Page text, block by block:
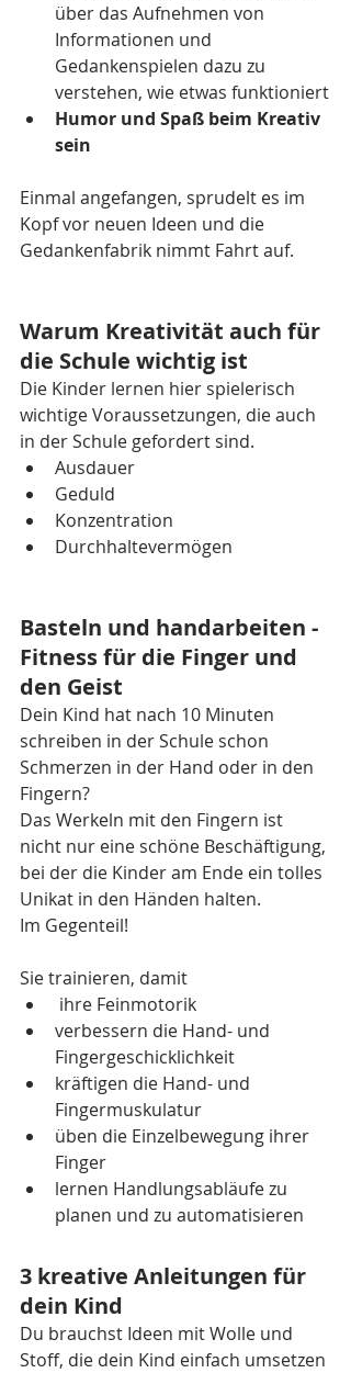
über das Aufnehmen von
Informationen und
Gedankenspielen dazu zu
verstehen, wie etwas funktioniert
Humor und Spaß beim Kreativ
sein
Einmal angefangen, sprudelt es im
Kopf vor neuen Ideen und die
Gedankenfabrik nimmt Fahrt auf.
Warum Kreativität auch für
die Schule wichtig ist
Die Kinder lernen hier spielerisch
wichtige Voraussetzungen, die auch
in der Schule gefordert sind.
Ausdauer
Geduld
Konzentration
Durchhaltevermögen
Basteln und handarbeiten -
Fitness für die Finger und
den Geist
Dein Kind hat nach 10 Minuten
schreiben in der Schule schon
Schmerzen in der Hand oder in den
Fingern?
Das Werkeln mit den Fingern ist
nicht nur eine schöne Beschäftigung,
bei der die Kinder am Ende ein tolles
Unikat in den Händen halten.
Im Gegenteil!
Sie trainieren, damit
ihre Feinmotorik
verbessern die Hand- und
Fingergeschicklichkeit
kräftigen die Hand- und
Fingermuskulatur
üben die Einzelbewegung ihrer
Finger
lernen Handlungsabläufe zu
planen und zu automatisieren
3 kreative Anleitungen für
dein Kind
Du brauchst Ideen mit Wolle und
Stoff, die dein Kind einfach umsetzen